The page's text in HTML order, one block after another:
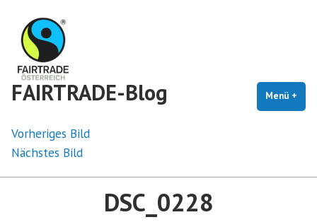
Inhalt
springen
FAIRTRADE-Blog Menü +
Vorheriges Bild
Nächstes Bild
DSC_0228